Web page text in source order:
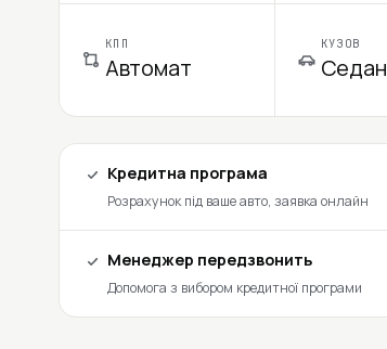
КПП
Автомат
КУЗОВ
Седан
Кредитна програма
Розрахунок під ваше авто, заявка онлайн
Менеджер передзвонить
Допомога з вибором кредитної програми